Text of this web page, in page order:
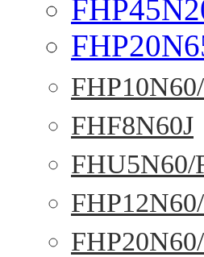
FHF8N60J
FHU5N60/